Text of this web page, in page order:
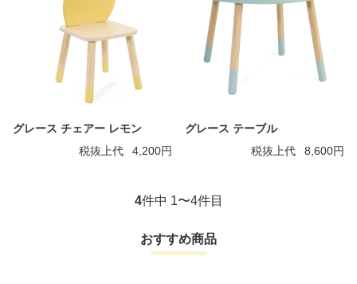
グレース チェアー レモン
税抜上代
4,200円
グレース テーブル
税抜上代
8,600円
4件中 1〜4件目
おすすめ商品